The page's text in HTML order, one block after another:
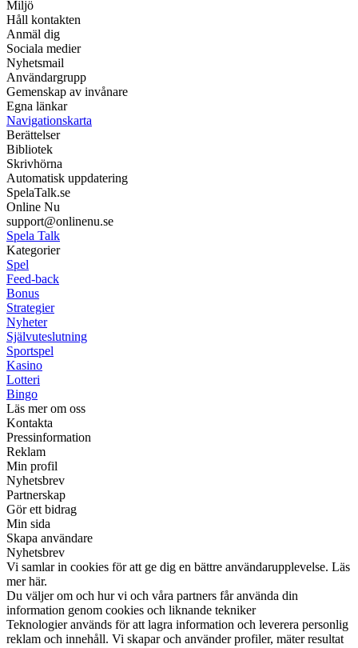
Miljö
Håll kontakten
Anmäl dig
Sociala medier
Nyhetsmail
Användargrupp
Gemenskap av invånare
Egna länkar
Navigationskarta
Berättelser
Bibliotek
Skrivhörna
Automatisk uppdatering
SpelaTalk.se
Online Nu
support@onlinenu.se
Spela Talk
Kategorier
Spel
Feed-back
Bonus
Strategier
Nyheter
Självuteslutning
Sportspel
Kasino
Lotteri
Bingo
Läs mer om oss
Kontakta
Pressinformation
Reklam
Min profil
Nyhetsbrev
Partnerskap
Gör ett bidrag
Min sida
Skapa användare
Nyhetsbrev
Vi samlar in cookies för att ge dig en bättre användarupplevelse. Läs
mer här.
Du väljer om och hur vi och våra partners får använda din
information genom cookies och liknande tekniker
Teknologier används för att lagra information och leverera personlig
reklam och innehåll. Vi skapar och använder profiler, mäter resultat